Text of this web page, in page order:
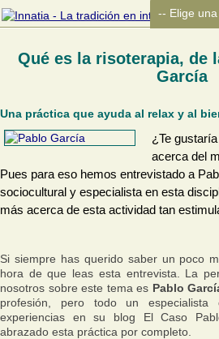
Qué es la risoterapia, de
García
Una práctica que ayuda al relax y al
¿Te
acerca del
Pues para eso hemos entrevistado a
sociocultural y especialista en esta
más acerca de esta actividad tan
Si siempre has querido saber un poco
hora de que leas esta entrevista. La
nosotros sobre este tema es Pablo
profesión, pero todo un especialista
experiencias en su blog El Caso
abrazado esta práctica por completo.